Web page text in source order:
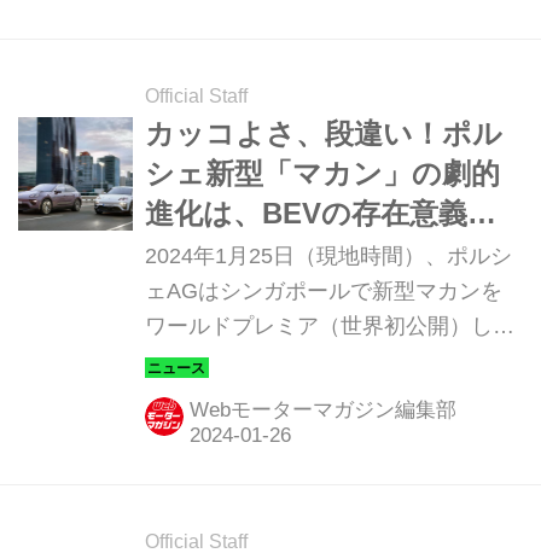
嘉啓）
Official Staff
カッコよさ、段違い！ポル
シェ新型「マカン」の劇的
進化は、BEVの存在意義ま
で革新することになるもし
れない
2024年1月25日（現地時間）、ポルシ
ェAGはシンガポールで新型マカンを
ワールドプレミア（世界初公開）し
た。まずは、マカンターボとマカン4
の2グレードでデビューする。第二世
代はまさに一足飛びの格上感で生まれ
Webモーターマガジン編集部
Official Staff